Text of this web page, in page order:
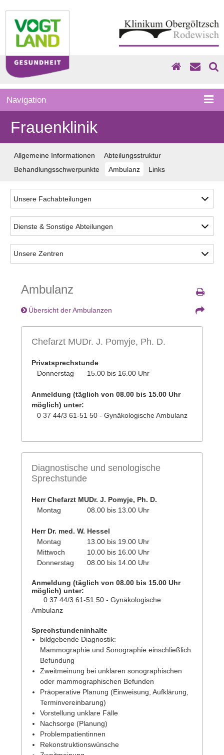
Navigation
Frauenklinik
Allgemeine Informationen
Abteilungsstruktur
Behandlungsschwerpunkte
Ambulanz Links
Ambulanz
Übersicht der Ambulanzen
Chefarzt MUDr. J. Pomyje, Ph. D.
Privatsprechstunde
Donnerstag
15.00 bis 16.00 Uhr
Anmeldung (täglich von 08.00 bis 15.00 Uhr
möglich) unter:
0 37 44/3 61-51 50 - Gynäkologische Ambulanz
Diagnostische und senologische
Sprechstunde
Herr Chefarzt MUDr. J. Pomyje, Ph. D.
Montag
08.00 bis 13.00 Uhr
Herr Dr. med. W. Hessel
Montag
13.00 bis 19.00 Uhr
Mittwoch
10.00 bis 16.00 Uhr
Donnerstag
08.00 bis 14.00 Uhr
Anmeldung (täglich von 08.00 bis 15.00 Uhr
möglich) unter:
0 37 44/3 61-51 50 - Gynäkologische
Ambulanz
Sprechstundeninhalte
bildgebende Diagnostik:
Mammographie und Sonographie einschließlich
Befundung
Zweitmeinung bei unklaren sonographischen
oder mammographischen Befunden
Präoperative Planung (Einweisung, Aufklärung,
Terminvereinbarung)
Vorstellung unklare Fälle
Nachsorge (Planung)
Problempatientinnen
Rekonstruktionswünsche